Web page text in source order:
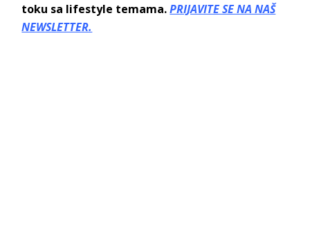
toku sa lifestyle temama.PRIJAVITE SE NA NAŠ
NEWSLETTER.